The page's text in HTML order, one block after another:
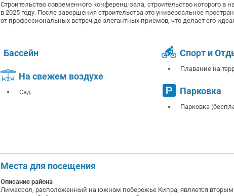
Строительство современного конференц-зала, строительство которого
в 2025 году. После завершения строительства это универсальное
от профессиональных встреч до элегантных приемов, что делает его
Бассейн
На свежем воздухе
Сад
Спорт и
Плавание на
Парковка
Парковка
Места для посещения
Описание района
Лимассол, расположенный на южном побережье Кипра, является